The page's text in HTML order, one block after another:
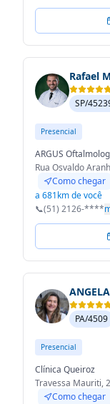
Rafael
SP/
Presencial
ARGUS
Rua Osvaldo
Como chegar
a 681km de você
📞(51) 2126-****
PA/4509
Presencial
Clínica Queiroz
Travessa Mauriti,
Como chegar